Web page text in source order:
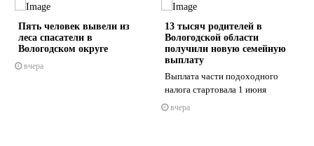
Пять человек вывели из
леса спасатели в
Вологодском округе
вчера
13 тысяч родителей в
Вологодской области
получили новую семейную
выплату
Выплата части подоходного
налога стартовала 1 июня
вчера